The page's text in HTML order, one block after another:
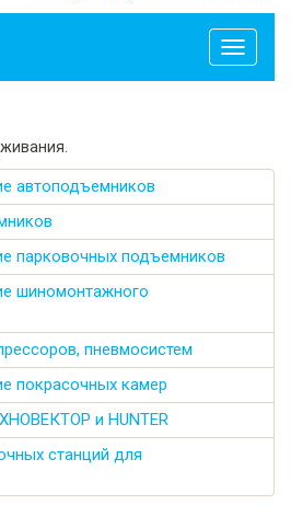
Toggle
автоподъемников
парковочных подъемников
шиномонтажного
пневмосистем
покрасочных камер
и HUNTER
станций для